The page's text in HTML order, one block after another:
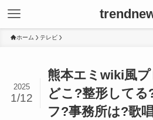
ホーム テレビ
熊本エミwiki風
どこ?整形して
フ?事務所は?歌
2025
1/12